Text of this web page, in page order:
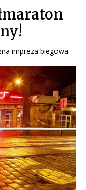
impreza biegowa